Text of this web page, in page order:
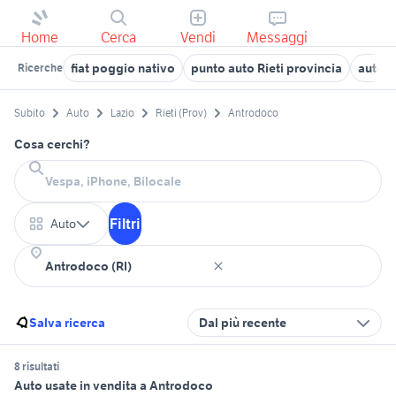
Home Cerca Vendi Messaggi
Ricerche fiat poggio nativo punto auto Rieti provincia auto
Subito Auto Lazio Rieti (Prov) Antrodoco
Cosa cerchi?
Auto Filtri
Salva ricerca Dal più recente
8 risultati
Auto usate in vendita a Antrodoco